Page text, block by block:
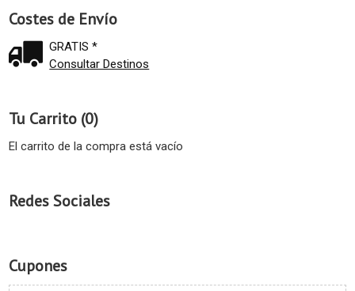
Costes de Envío
GRATIS *
Consultar Destinos
Tu Carrito (0)
El carrito de la compra está vacío
Redes Sociales
Cupones